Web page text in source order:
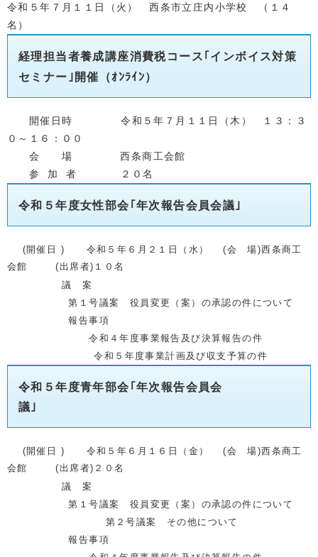
令和５年７月１１日（火） 西条市立庄内小学校 （１４
名）
経理担当者養成講座消費税コース ｢インボイス対策
セミナー｣開催（ｵﾝﾗｲﾝ）
開催日時 令和５年７月１１日（木） １３：３
０～１６：００
会 場 西条商工会館
参 加 者 ２０名
令和５年度女性部会｢年次報告会員会議｣
(開催日 ) 令和５ 年６月２１日（水） (会 場)西条商工
会館 (出席者)１０名
議 案
第１号議案 役員変更（案）の承認の件について
報告事項
令和４年度事業報告及び決算報告の件
令和５年度事業計画及び収支予算の件
令和５年度青年部会｢年次報告会員会
議｣
(開催日 ) 令和５ 年６月１６日（金） (会 場)西条商工
会館 (出席者)２０名
議 案
第１号議案 役員変更（案）の承認の件について
第２号議案 その他について
報告事項